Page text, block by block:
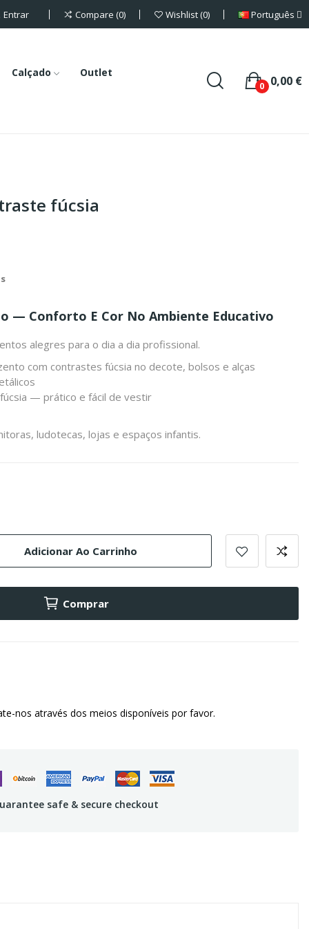
Entrar Compare 0 Wishlist 0 Português
Calçado Outlet
0,00 €
0
fúcsia
— Conforto E Cor No Ambiente Educativo
alegres para o dia a dia profissional.
com contrastes fúcsia no decote, bolsos e alças
— prático e fácil de vestir
ludotecas, lojas e espaços infantis.
Adicionar Ao Carrinho
Comprar
nos através dos meios disponíveis por favor.
safe & secure checkout